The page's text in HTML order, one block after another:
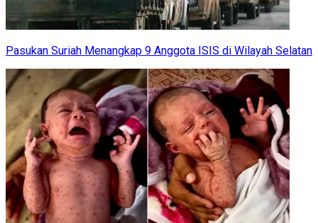
Pasukan Suriah Menangkap 9 Anggota ISIS di Wilayah Selatan